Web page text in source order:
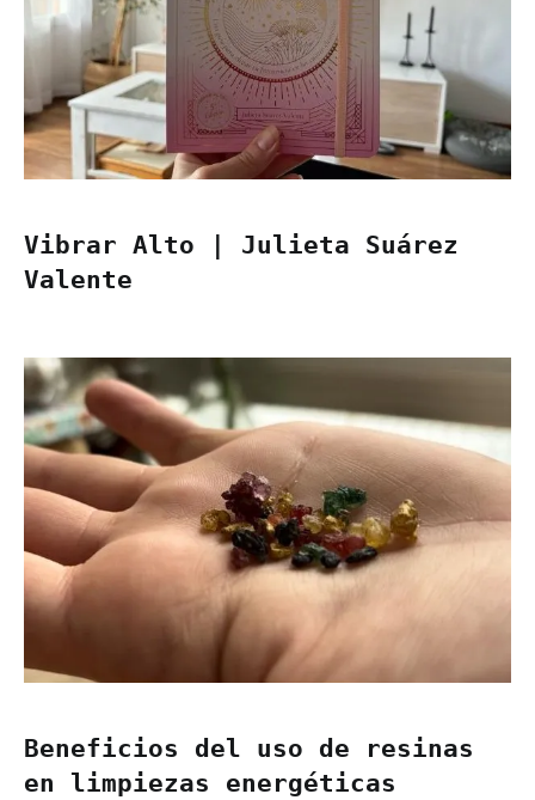
Vibrar Alto | Julieta Suárez
Valente
Beneficios del uso de resinas
en limpiezas energéticas